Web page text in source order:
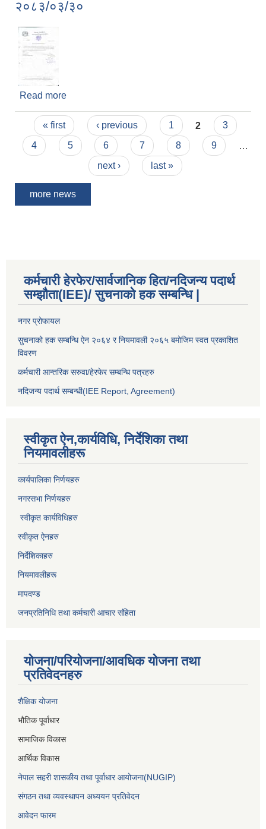
२०८३/०३/३०
Read more
Pages
« first ‹ previous 1 2
3
4
5 6 7 8 9
next ›
last »
more news
कर्मचारी हेरफेर/सार्वजानिक हित/नदिजन्य पदार्थ
सम्झौता(IEE)/ सुचनाको हक सम्बन्धि |
नगर प्रोफायल
सुचनाको हक सम्बन्धि ऐन २०६४ र नियमावली २०६५ बमोजिम स्वत प्रकाशित
विवरण
कर्मचारी आन्तरिक सरुवा/हेरफेर सम्बन्धि पत्रहरु
नदिजन्य पदार्थ सम्बन्धी(IEE Report, Agreement)​
स्वीकृत ऐन,कार्यविधि, निर्देशिका तथा
नियमावलीहरू
कार्यपालिका निर्णयहरु
नगरसभा निर्णयहरु
स्वीकृत कार्यविधिहरु
स्वीकृत ऐनहरु
निर्देशिकाहरु
नियमावलीहरू
मापदण्ड
जनप्रतिनिधि तथा कर्मचारी आचार संहिता
योजना/परियोजना/आवधिक योजना तथा
प्रतिवेदनहरु
शैक्षिक योजना
भौतिक पूर्वाधार
सामाजिक विकास
आर्थिक विकास
नेपाल सहरी शासकीय तथा पूर्वाधार आयोजना(NUGIP)
संगठन तथा व्यवस्थापन अध्ययन प्रतिवेदन
आवेदन फारम